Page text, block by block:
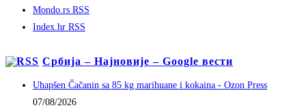
Mondo.rs RSS
Index.hr RSS
Србија – Најновије – Google вести
Uhapšen Čačanin sa 85 kg marihuane i kokaina - Ozon Press
07/08/2026